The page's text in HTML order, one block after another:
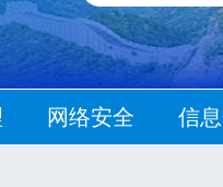
网络安全 信